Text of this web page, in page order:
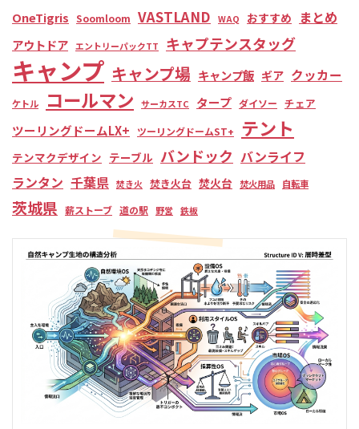
OneTigris Soomloom VASTLAND WAQ おすすめ まとめ
アウトドア エントリーパックTT キャプテンスタッグ
キャンプ キャンプ場 キャンプ飯 ギア クッカー
ケトル コールマン サーカスTC タープ ダイソー チェア
ツーリングドームLX+ ツーリングドームST+ テント
テンマクデザイン テーブル バンドック バンライフ
ランタン 千葉県 焚き火 焚き火台 焚火台 焚火用品 自転車
茨城県 薪ストーブ 道の駅 野営 鉄板